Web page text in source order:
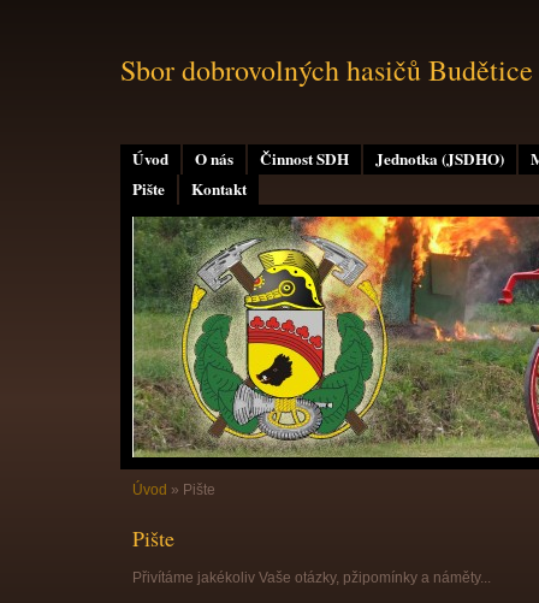
Úvod O nás Činnost SDH Jednotka (JSDHO)
Pište
Kontakt
Sbor dobrovolných hasičů Budětice
Úvod » Pište
Pište
Přivítáme jakékoliv Vaše otázky, pžipomínky a náměty...